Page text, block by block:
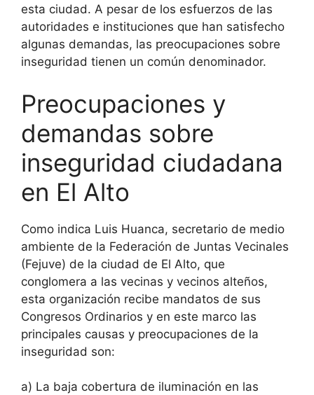
esta ciudad. A pesar de los esfuerzos de las
autoridades e instituciones que han satisfecho
algunas demandas, las preocupaciones sobre
inseguridad tienen un común denominador.
Preocupaciones y
demandas sobre
inseguridad ciudadana
en El Alto
Como indica Luis Huanca, secretario de medio
ambiente de la Federación de Juntas Vecinales
(Fejuve) de la ciudad de El Alto, que
conglomera a las vecinas y vecinos alteños,
esta organización recibe mandatos de sus
Congresos Ordinarios y en este marco las
principales causas y preocupaciones de la
inseguridad son:
a) La baja cobertura de iluminación en las